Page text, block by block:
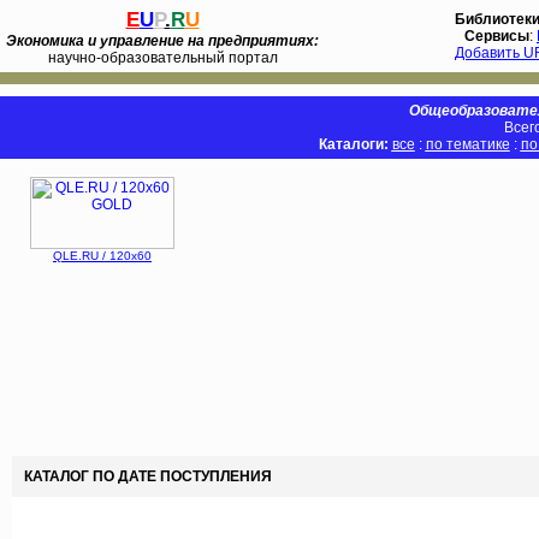
EUP.RU
Экономика и управление на предприятиях:
научно-образовательный портал
Библиотеки
Сервисы:
Добавить
Каталоги: все : по тематике :
QLE.RU / 120x60
КАТАЛОГ ПО ДАТЕ ПОСТУПЛЕНИЯ